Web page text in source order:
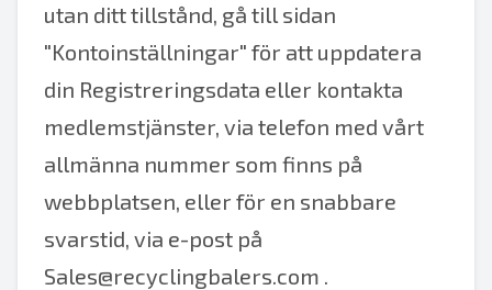
utan ditt tillstånd, gå till sidan
"Kontoinställningar" för att uppdatera
din Registreringsdata eller kontakta
medlemstjänster, via telefon med vårt
allmänna nummer som finns på
webbplatsen, eller för en snabbare
svarstid, via e-post på
Sales@recyclingbalers.com .